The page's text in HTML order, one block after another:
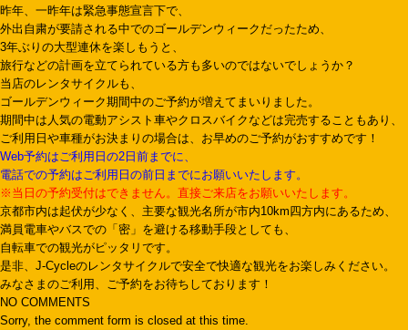
昨年、一昨年は緊急事態宣言下で、
外出自粛が要請される中でのゴールデンウィークだったため、
3年ぶりの大型連休を楽しもうと、
旅行などの計画を立てられている方も多いのではないでしょうか？
当店のレンタサイクルも、
ゴールデンウィーク期間中のご予約が増えてまいりました。
期間中は人気の電動アシスト車やクロスバイクなどは完売することもあり、
ご利用日や車種がお決まりの場合は、お早めのご予約がおすすめです！
Web予約はご利用日の2日前までに、
電話での予約はご利用日の前日までにお願いいたします。
※当日の予約受付はできません。直接ご来店をお願いいたします。
京都市内は起伏が少なく、主要な観光名所が市内10km四方内にあるため、
満員電車やバスでの「密」を避ける移動手段としても、
自転車での観光がピッタリです。
是非、J-Cycleのレンタサイクルで安全で快適な観光をお楽しみください。
みなさまのご利用、ご予約をお待ちしております！
NO COMMENTS
Sorry, the comment form is closed at this time.